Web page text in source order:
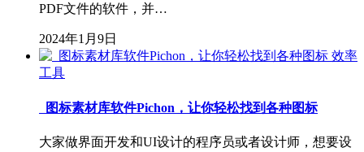
PDF文件的软件，并…
2024年1月9日
效率
工具
图标素材库软件Pichon，让你轻松找到各种图标
大家做界面开发和UI设计的程序员或者设计师，想要设